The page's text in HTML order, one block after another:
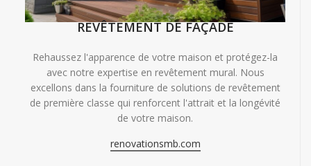
REVÊTEMENT DE FAÇADE
Rehaussez l'apparence de votre maison et protégez-la
avec notre expertise en revêtement mural. Nous
excellons dans la fourniture de solutions de revêtement
de première classe qui renforcent l'attrait et la longévité
de votre maison.
renovationsmb.com